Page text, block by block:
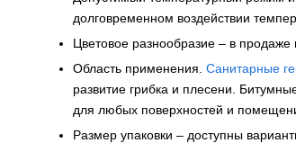
долговременном воздействии
Цветовое разнообразие – в продаже
Область применения. Санитарные
развитие грибка и плесени.
для любых поверхностей и
Размер упаковки – доступны